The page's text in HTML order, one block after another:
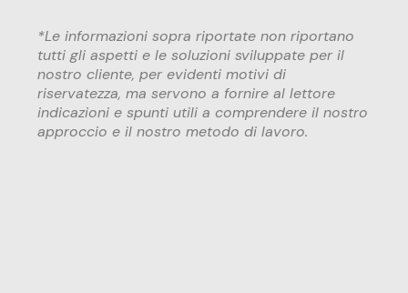
*Le informazioni sopra riportate non riportano
tutti gli aspetti e le soluzioni sviluppate per il
nostro cliente, per evidenti motivi di
riservatezza, ma servono a fornire al lettore
indicazioni e spunti utili a comprendere il nostro
approccio e il nostro metodo di lavoro.